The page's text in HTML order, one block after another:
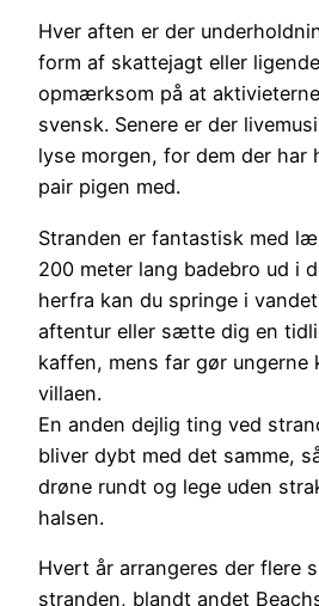
Hver aften er der
form af skattejagt eller
opmærksom på at
svensk. Senere er der
lyse morgen, for dem der har
pair pigen med.
Stranden er fantastisk med
200 meter lang badebro ud i
herfra kan du springe i
aftentur eller sætte dig en
kaffen, mens far gør ungerne
villaen.
En anden dejlig ting ved
bliver dybt med det samme,
drøne rundt og lege uden
halsen.
Hvert år arrangeres der flere
stranden, blandt andet